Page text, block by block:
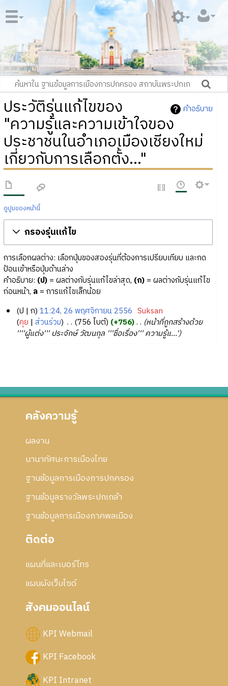
คำอธิบาย
ประวัติรุ่นแก้ไขของ
"ความรู้และความเข้าใจของ
ประชาชนในอำเภอเมืองเชียงใหม่
เกี่ยวกับการเลือกตั้ง..."
ดูปูมของหน้านี้
กรองรุ่นแก้ไข
การเลือกผลต่าง: เลือกปุ่มของสองรุ่นที่ต้องการเปรียบเทียบ และกด
ป้อนเข้าหรือปุ่มด้านล่าง
คำอธิบาย: (ป)= ผลต่างกับรุ่นแก้ไขล่าสุด, (ก)= ผลต่างกับรุ่นแก้ไข
ก่อนหน้า, ล= การแก้ไขเล็กน้อย
จิ
ก
ป ก 11:24, 26 พฤศจิกายน 2556 Suksan
คุย ส่วนร่วม ‎ 756 ไบต์ +756 ‎
หน้าที่ถูกสร้างด้วย
''''ผู้แต่ง''' ประจักษ์ วัฒนกุล '''ชื่อเรื่อง''' ความรู้แ...'
คลังความรู้
ผลงาน
นานาทัศนะการเมืองไทย
ฐานข้อมูลการเมืองการปกครอง
ฐานข้อมูลรางวัลพระปกเกล้า
ฐานข้อมูลการเมืองภาคพลเมือง
ติดต่อ
แผนที่และเบอร์โทร
แผนผังเว็บไซด์
สังคมออนไลน์
KPI Webmail
KPI Facebook
KPI Intranet